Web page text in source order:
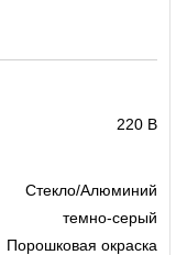
220 В
Стекло/Алюминий
темно-серый
Порошковая окраска